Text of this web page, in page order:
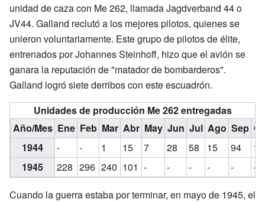
unidad de caza con Me 262, llamada Jagdverband 44 o
JV44. Galland reclutó a los mejores pilotos, quienes se
unieron voluntariamente. Este grupo de pilotos de élite,
entrenados por Johannes Steinhoff, hizo que el avión se
ganara la reputación de "matador de bombarderos".
Galland logró siete derribos con este escuadrón.
Unidades de producción Me 262 entregadas
Año/Mes Ene Feb Mar Abr May Jun Jul Ago Sep
1944
- - 1 15 7 28 58 15 94
1945
228 296 240 101 - - - - - -
Cuando la guerra estaba por terminar, en mayo de 1945, el